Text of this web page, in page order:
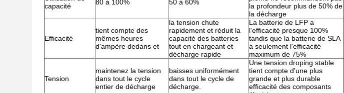
capacité
80 à 100% 50 à 60%
la profondeur plus de 50% de
la décharge
Efficacité
tient compte des
mêmes heures
d'ampère dedans et
la tension chute
rapidement et réduit la
capacité des batteries
tout en chargeant et
décharge rapide
La batterie de LFP a
l'efficacité presque 100%
tandis que la batterie de SLA
a seulement l'efficacité
maximum de 75%
Tension
maintenez la tension
dans tout le cycle
entier de décharge
baisses uniformément
dans tout le cycle de
décharge.
Une tension droping stable
tient compte d'une plus
grande et plus durable
efficacité des composants